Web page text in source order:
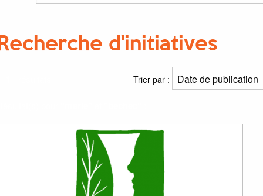
Recherche d'initiatives
Trier par :